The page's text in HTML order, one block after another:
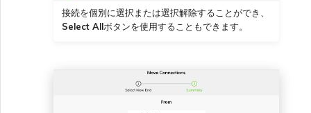
接続を個別に選択または選択解除することができ、
Select Allボタンを使用することもできます。